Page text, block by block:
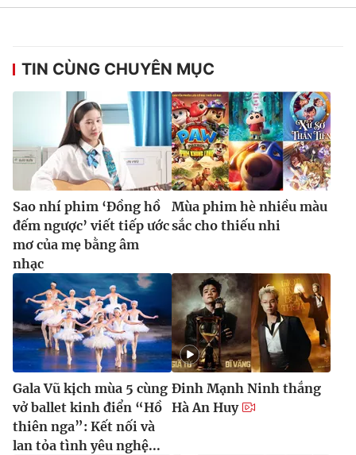
TIN CÙNG CHUYÊN MỤC
Sao nhí phim ‘Đồng hồ
đếm ngược’ viết tiếp ước
mơ của mẹ bằng âm
nhạc
Mùa phim hè nhiều màu
sắc cho thiếu nhi
Gala Vũ kịch mùa 5 cùng
vở ballet kinh điển “Hồ
thiên nga”: Kết nối và
lan tỏa tình yêu nghệ...
Đinh Mạnh Ninh thắng
Hà An Huy